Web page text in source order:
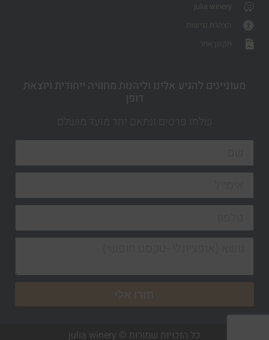
julia winery
הצהרת נגישות
תקנון אתר
מעוניינים להגיע אלינו וליהנות מחוויה ייחודית ויוצאת
דופן
שלחו פרטים ונתאם יחד מועד מושלם
כל הזכויות שמורות © julia winery